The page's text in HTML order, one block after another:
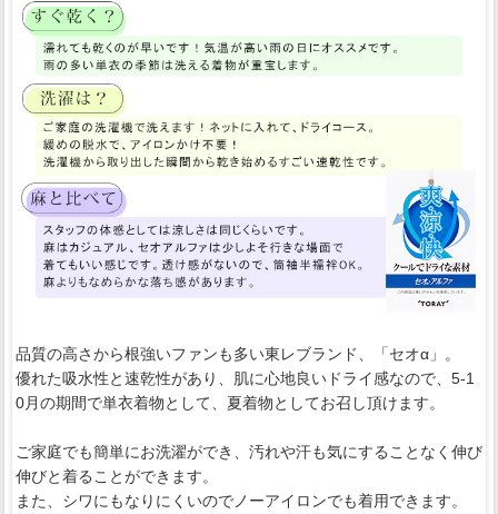
品質の高さから根強いファンも多い東レブランド、「セオα」。
優れた吸水性と速乾性があり、肌に心地良いドライ感なので、5-1
0月の期間で単衣着物として、夏着物としてお召し頂けます。
ご家庭でも簡単にお洗濯ができ、汚れや汗も気にすることなく伸び
伸びと着ることができます。
また、シワにもなりにくいのでノーアイロンでも着用できます。